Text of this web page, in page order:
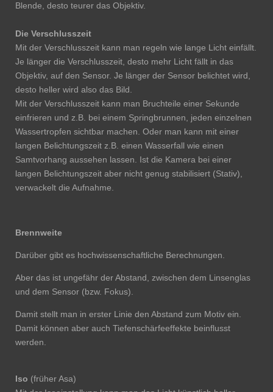
Blende, desto teurer das Objektiv.
Die Verschlusszeit
Mit der Verschlusszeit kann man regeln wie lange Licht einfällt.
Je länger die Verschlusszeit, desto mehr Licht fällt in das
Objektiv, auf den Sensor. Je länger der Sensor belichtet wird,
desto heller wird also das Bild.
Mit der Verschlusszeit kann man Bruchteile einer Sekunde
einfrieren und z.B. bei einem Springbrunnen, jeden einzelnen
Wassertropfen sichtbar machen. Oder man kann mit einer
langen Belichtungszeit z.B. einen Wasserfall wie einen
Samtvorhang aussehen lassen. Ist die Kamera bei einer
langen Belichtungszeit aber nicht genug stabilisiert (Stativ),
verwackelt die Aufnahme.
Brennweite
Darüber gibt es hochwissenschaftliche Berechnungen.
Aber das ist ungefähr der Abstand, zwischen dem Linsenglas
und dem Sensor (bzw. Fokus).
Damit stellt man in erster Linie den Abstand zum Motiv ein.
Damit können aber auch Tiefenschärfeeffekte beinflusst
werden.
Iso (früher Asa)